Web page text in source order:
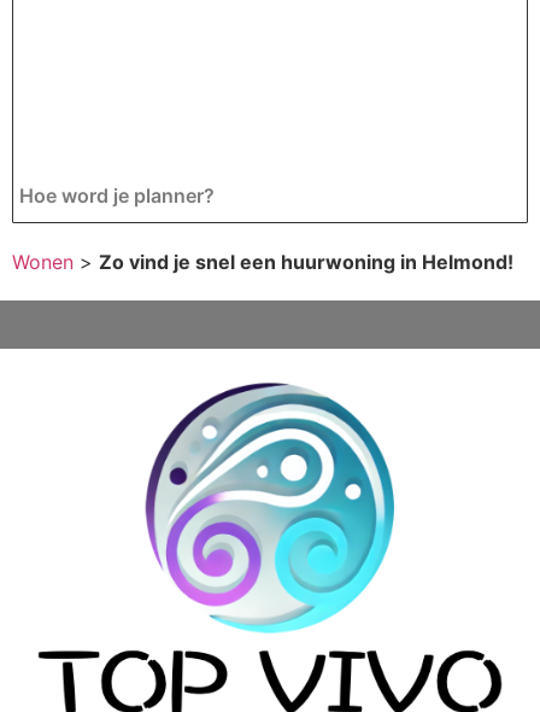
Hoe word je planner?
Wonen > Zo vind je snel een huurwoning in Helmond!